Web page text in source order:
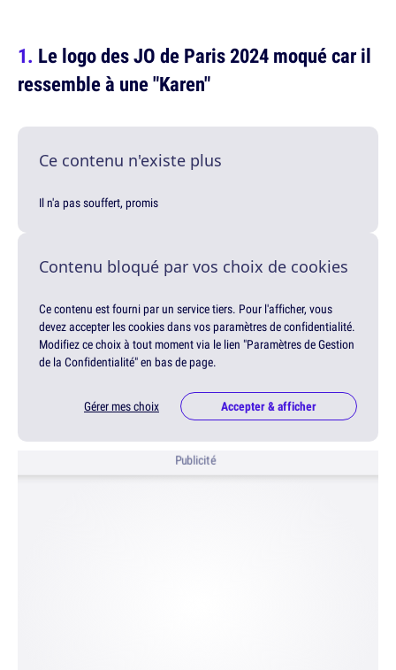
Le logo des JO de Paris 2024 moqué car il
ressemble à une "Karen"
Ce contenu n'existe plus
Il n'a pas souffert, promis
Contenu bloqué par vos choix de cookies
Ce contenu est fourni par un service tiers. Pour l'afficher, vous
devez accepter les cookies dans vos paramètres de confidentialité.
Modifiez ce choix à tout moment via le lien "Paramètres de Gestion
de la Confidentialité" en bas de page.
Gérer mes choix Accepter & afficher
Publicité